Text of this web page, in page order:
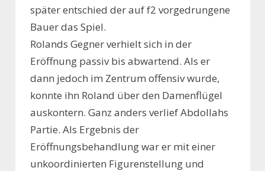
später entschied der auf f2 vorgedrungene
Bauer das Spiel.
Rolands Gegner verhielt sich in der
Eröffnung passiv bis abwartend. Als er
dann jedoch im Zentrum offensiv wurde,
konnte ihn Roland über den Damenflügel
auskontern. Ganz anders verlief Abdollahs
Partie. Als Ergebnis der
Eröffnungsbehandlung war er mit einer
unkoordinierten Figurenstellung und